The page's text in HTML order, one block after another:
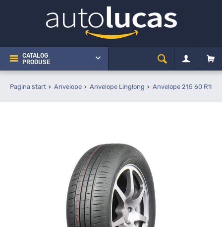
CATALOG
PRODUSE
Pagina start Anvelope Anvelope Linglong Anvelope 215 60 R15